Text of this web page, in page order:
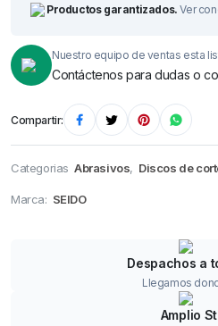
Productos garantizados. Ver
Nuestro equipo de ventas esta
Contáctenos para dudas o
Compartir:
Categorias Abrasivos, Discos de
Marca: SEIDO
Despachos a
Llegamos
Amplio